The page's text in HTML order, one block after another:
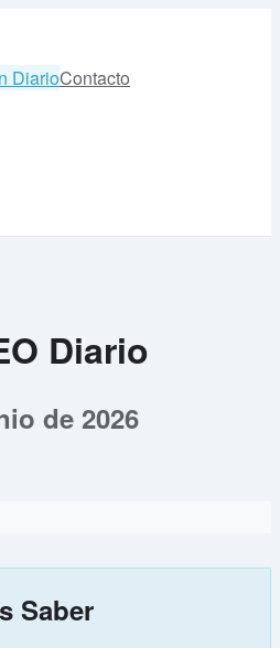
DiarioContacto
Diario
de 2026
Saber